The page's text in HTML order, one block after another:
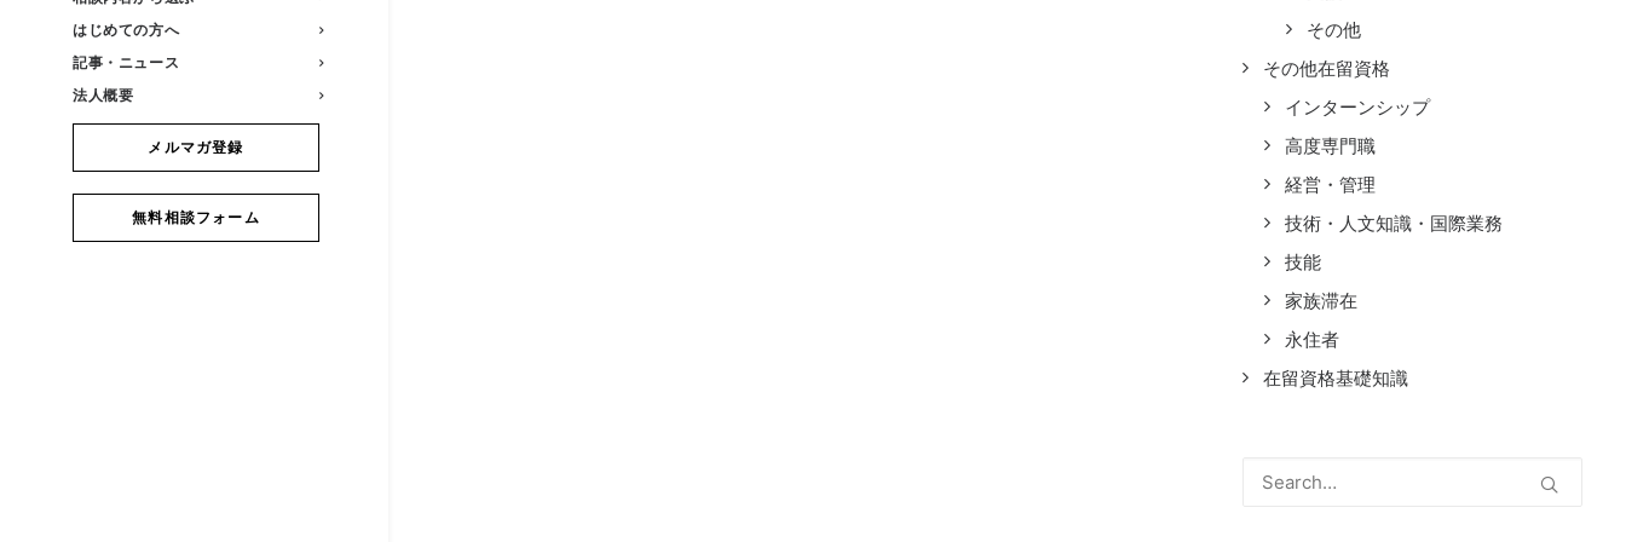
はじめての方へ
記事・ニュース
法人概要
メルマガ登録
無料相談フォーム
その他
その他在留資格
インターンシップ
高度専門職
経営・管理
技術・人文知識・国際業務
技能
家族滞在
永住者
在留資格基礎知識